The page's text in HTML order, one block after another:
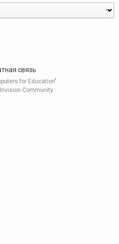
связь
for Education"
Invision Community